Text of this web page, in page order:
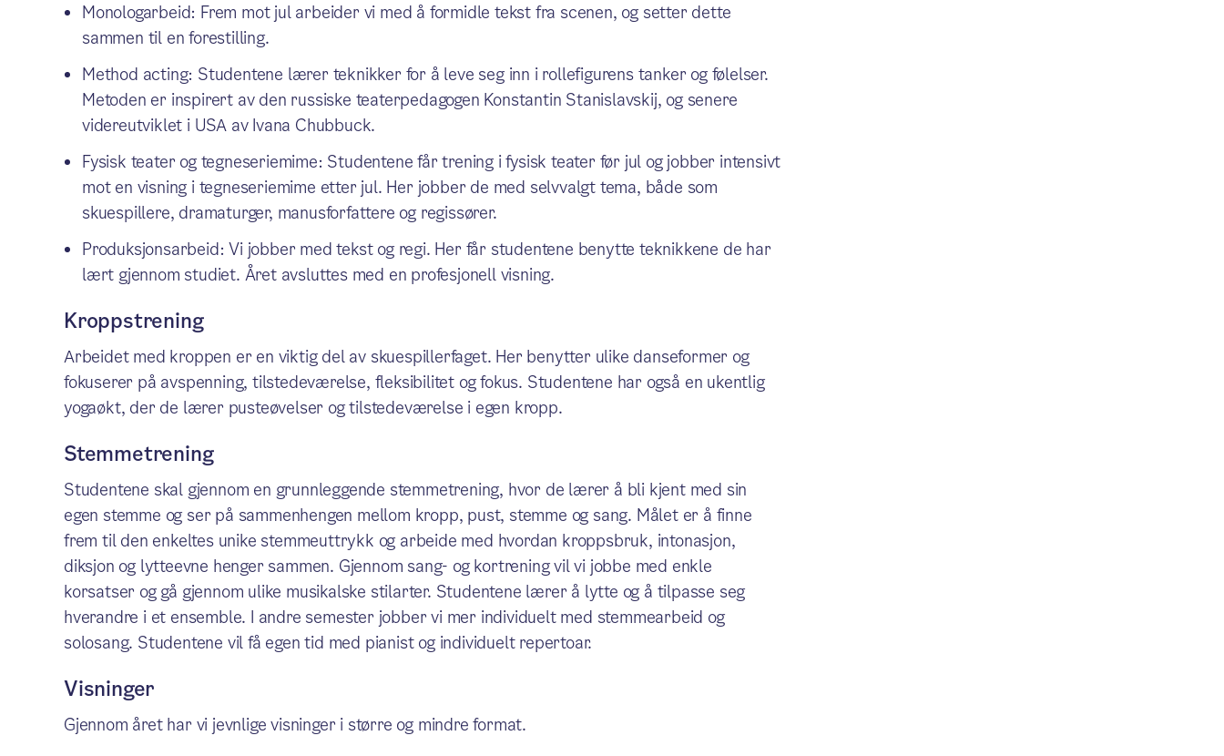
Monologarbeid: Frem mot jul arbeider vi med å formidle tekst fra scenen, og setter dette
sammen til en forestilling.
Method acting: Studentene lærer teknikker for å leve seg inn i rollefigurens tanker og følelser.
Metoden er inspirert av den russiske teaterpedagogen Konstantin Stanislavskij, og senere
videreutviklet i USA av Ivana Chubbuck.
Fysisk teater og tegneseriemime: Studentene får trening i fysisk teater før jul og jobber intensivt
mot en visning i tegneseriemime etter jul. Her jobber de med selvvalgt tema, både som
skuespillere, dramaturger, manusforfattere og regissører.
Produksjonsarbeid: Vi jobber med tekst og regi. Her får studentene benytte teknikkene de har
lært gjennom studiet. Året avsluttes med en profesjonell visning.
Kroppstrening
Arbeidet med kroppen er en viktig del av skuespillerfaget. Her benytter ulike danseformer og
fokuserer på avspenning, tilstedeværelse, fleksibilitet og fokus. Studentene har også en ukentlig
yogaøkt, der de lærer pusteøvelser og tilstedeværelse i egen kropp.
Stemmetrening
Studentene skal gjennom en grunnleggende stemmetrening, hvor de lærer å bli kjent med sin
egen stemme og ser på sammenhengen mellom kropp, pust, stemme og sang. Målet er å finne
frem til den enkeltes unike stemmeuttrykk og arbeide med hvordan kroppsbruk, intonasjon,
diksjon og lytteevne henger sammen. Gjennom sang- og kortrening vil vi jobbe med enkle
korsatser og gå gjennom ulike musikalske stilarter. Studentene lærer å lytte og å tilpasse seg
hverandre i et ensemble. I andre semester jobber vi mer individuelt med stemmearbeid og
solosang. Studentene vil få egen tid med pianist og individuelt repertoar.
Visninger
Gjennom året har vi jevnlige visninger i større og mindre format.